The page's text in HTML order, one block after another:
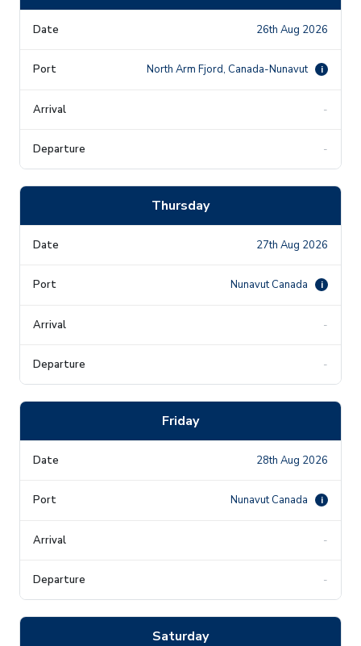
26th Aug 2026
North Arm Fjord, Canada-Nunavut i
-
-
Thursday
27th Aug 2026
Nunavut Canada i
-
-
Friday
28th Aug 2026
Nunavut Canada i
-
-
Saturday